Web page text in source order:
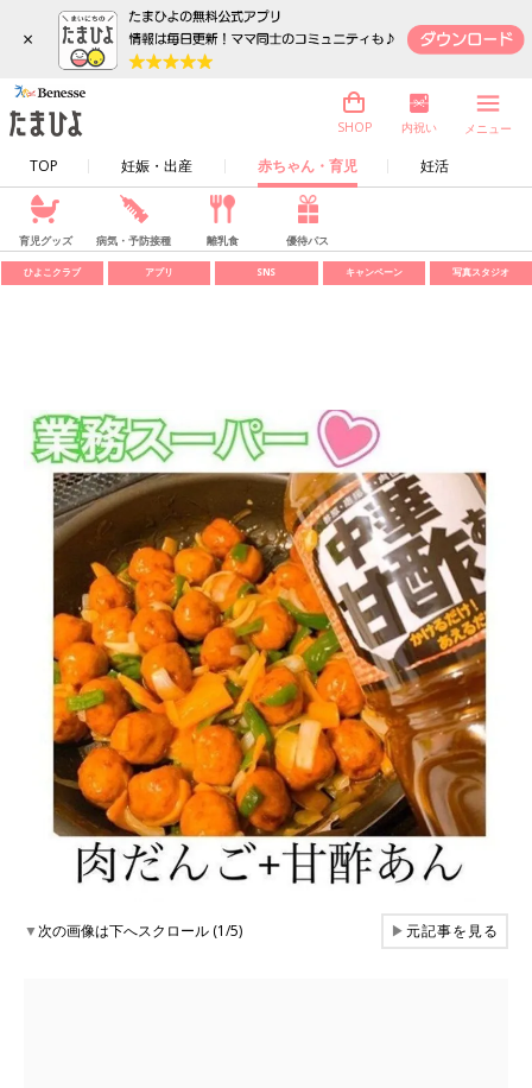
×
TOP 妊娠・出産 赤ちゃん・育児 妊活
SHOP 内祝い メニュー
育児グッズ 病気・予防接種 離乳食 優待パス
ひよこクラブ アプリ SNS キャンペーン 写真スタジオ
▼次の画像は下へスクロール (1/5) ▶元記事を見る